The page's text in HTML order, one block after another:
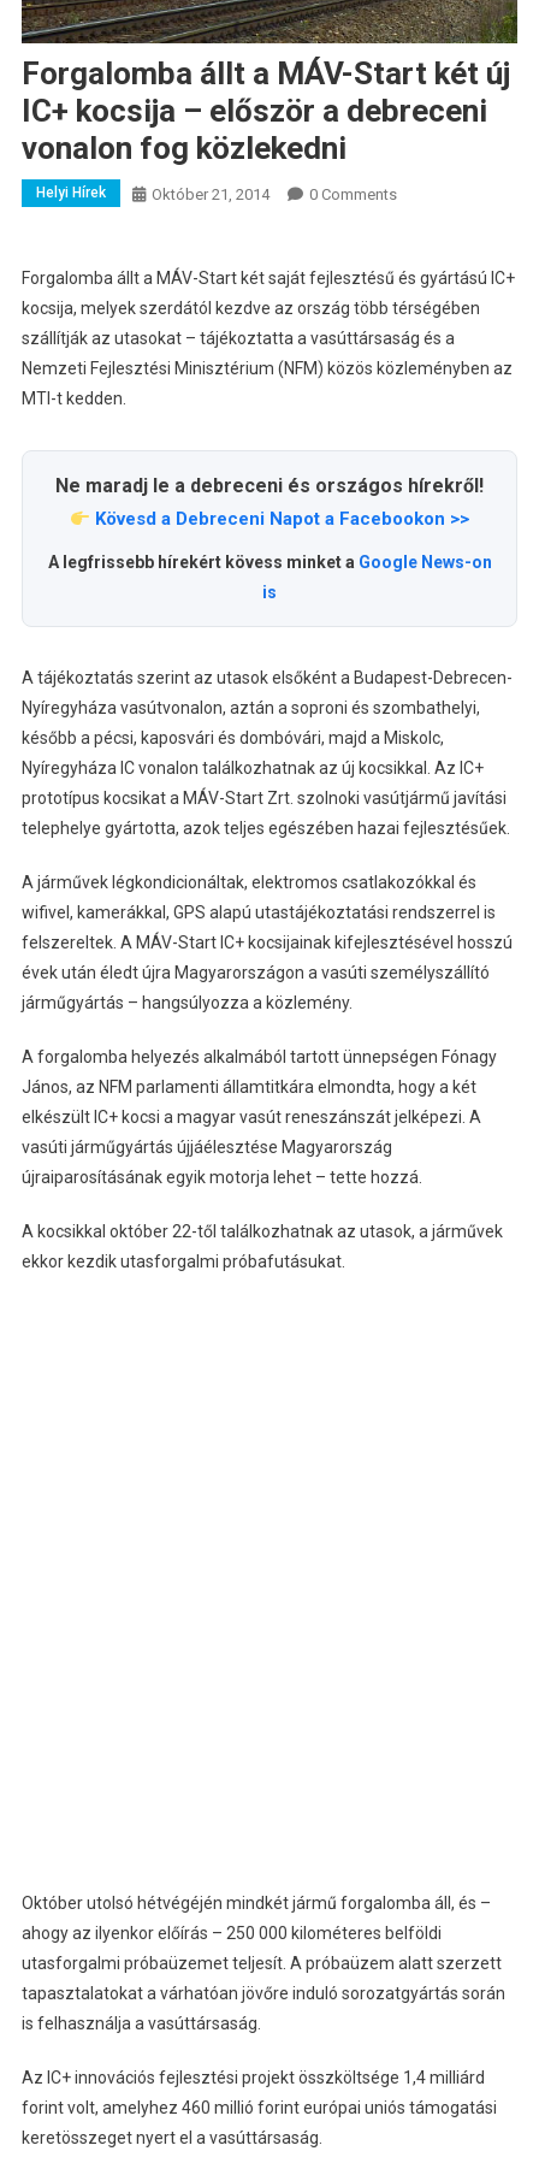
Forgalomba állt a MÁV-Start két új
IC+ kocsija – először a debreceni
vonalon fog közlekedni
Helyi Hírek Október 21, 2014 0 Comments
Forgalomba állt a MÁV-Start két saját fejlesztésű és gyártású IC+
kocsija, melyek szerdától kezdve az ország több térségében
szállítják az utasokat – tájékoztatta a vasúttársaság és a
Nemzeti Fejlesztési Minisztérium (NFM) közös közleményben az
MTI-t kedden.
Ne maradj le a debreceni és országos hírekről!
Kövesd a Debreceni Napot a Facebookon >>
A legfrissebb hírekért kövess minket a Google News-on
is
A tájékoztatás szerint az utasok elsőként a Budapest-Debrecen-
Nyíregyháza vasútvonalon, aztán a soproni és szombathelyi,
később a pécsi, kaposvári és dombóvári, majd a Miskolc,
Nyíregyháza IC vonalon találkozhatnak az új kocsikkal. Az IC+
prototípus kocsikat a MÁV-Start Zrt. szolnoki vasútjármű javítási
telephelye gyártotta, azok teljes egészében hazai fejlesztésűek.
A járművek légkondicionáltak, elektromos csatlakozókkal és
wifivel, kamerákkal, GPS alapú utastájékoztatási rendszerrel is
felszereltek. A MÁV-Start IC+ kocsijainak kifejlesztésével hosszú
évek után éledt újra Magyarországon a vasúti személyszállító
járműgyártás – hangsúlyozza a közlemény.
A forgalomba helyezés alkalmából tartott ünnepségen Fónagy
János, az NFM parlamenti államtitkára elmondta, hogy a két
elkészült IC+ kocsi a magyar vasút reneszánszát jelképezi. A
vasúti járműgyártás újjáélesztése Magyarország
újraiparosításának egyik motorja lehet – tette hozzá.
A kocsikkal október 22-től találkozhatnak az utasok, a járművek
ekkor kezdik utasforgalmi próbafutásukat.
Október utolsó hétvégéjén mindkét jármű forgalomba áll, és –
ahogy az ilyenkor előírás – 250 000 kilométeres belföldi
utasforgalmi próbaüzemet teljesít. A próbaüzem alatt szerzett
tapasztalatokat a várhatóan jövőre induló sorozatgyártás során
is felhasználja a vasúttársaság.
Az IC+ innovációs fejlesztési projekt összköltsége 1,4 milliárd
forint volt, amelyhez 460 millió forint európai uniós támogatási
keretösszeget nyert el a vasúttársaság.